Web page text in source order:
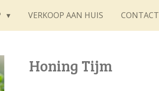
VERKOOP AAN HUIS CONTACT
Honing Tijm